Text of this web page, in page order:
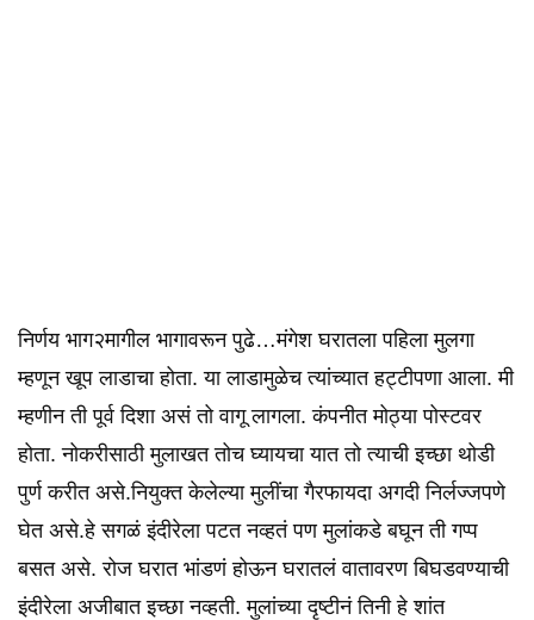
निर्णय भाग२मागील भागावरून पुढे…मंगेश घरातला पहिला मुलगा
म्हणून खूप लाडाचा होता. या लाडामुळेच त्यांच्यात हट्टीपणा आला. मी
म्हणीन ती पूर्व दिशा असं तो वागू लागला. कंपनीत मोठ्या पोस्टवर
होता. नोकरीसाठी मुलाखत तोच घ्यायचा यात तो त्याची इच्छा थोडी
पुर्ण करीत असे.नियुक्त केलेल्या मुलींचा गैरफायदा अगदी निर्लज्जपणे
घेत असे.हे सगळं इंदीरेला पटत नव्हतं पण मुलांकडे बघून ती गप्प
बसत असे. रोज घरात भांडणं होऊन घरातलं वातावरण बिघडवण्याची
इंदीरेला अजीबात इच्छा नव्हती. मुलांच्या दृष्टीनं तिनी हे शांत